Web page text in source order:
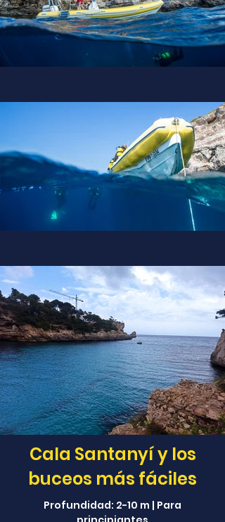
Cala Santanyí y los
buceos más fáciles
Profundidad: 2-10 m | Para